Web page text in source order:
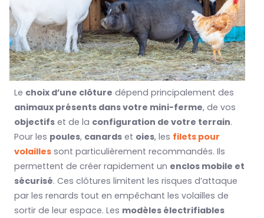
Le choix d’une clôture dépend principalement des
animaux présents dans votre mini-ferme, de vos
objectifs et de la configuration de votre terrain.
Pour les poules, canards et oies, les filets pour
volailles sont particulièrement recommandés. Ils
permettent de créer rapidement un enclos mobile et
sécurisé. Ces clôtures limitent les risques d’attaque
par les renards tout en empêchant les volailles de
sortir de leur espace. Les modèles électrifiables